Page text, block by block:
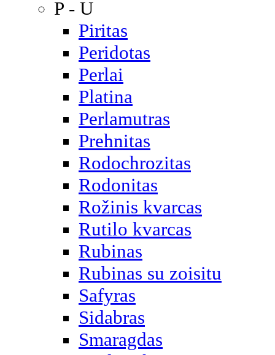
P - U
Piritas
Peridotas
Perlai
Platina
Perlamutras
Prehnitas
Rodochrozitas
Rodonitas
Rožinis kvarcas
Rutilo kvarcas
Rubinas
Rubinas su zoisitu
Safyras
Sidabras
Smaragdas